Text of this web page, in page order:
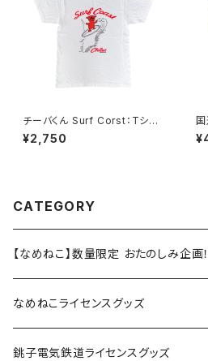
チーバくん Surf Corst：Tシャ
ツ（White）
¥2,750
CATEGORY
【なめねこ】数量限定 おたのしみ企画
なめねこライセンスグッズ
Tシャツ
銚子電気鉄道ライセンスグッズ